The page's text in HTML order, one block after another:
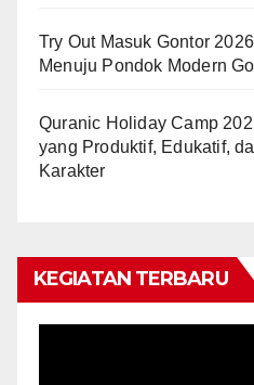
Try Out Masuk Gontor
Menuju Pondok Modern
Quranic Holiday Camp
yang Produktif, Edukatif,
Karakter
KEGIATAN TERBARU